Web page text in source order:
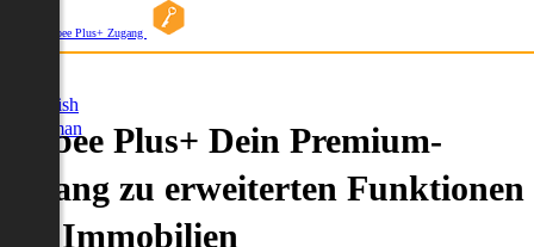
Flatbee Plus+ Zugang
English
German
Plus+ Dein Premium-
zu erweiterten Funktionen
Immobilien